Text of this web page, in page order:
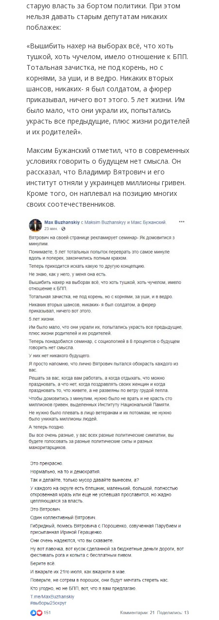
старую власть за бортом политики. При этом
нельзя давать старым депутатам никаких
поблажек:
«Вышибить нахер на выборах всё, что хоть
тушкой, хоть чучелом, имело отношение к БПП.
Тотальная зачистка, не под корень, но с
корнями, за уши, и в ведро. Никаких вторых
шансов, никаких- я был солдатом, а фюрер
приказывал, ничего вот этого. 5 лет жизни. Им
было мало, что они украли их, попытались
украсть все предыдущие, плюс жизни родителей
и их родителей».
Максим Бужанский отметил, что в современных
условиях говорить о будущем нет смысла. Он
рассказал, что Владимир Вятрович и его
институт отняли у украинцев миллионы гривен.
Кроме того, он наплевал на позицию многих
своих соотечественников.